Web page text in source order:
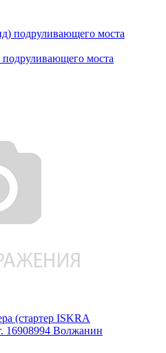
подруливающего моста
(стартер ISKRA
16908994 Волжанин